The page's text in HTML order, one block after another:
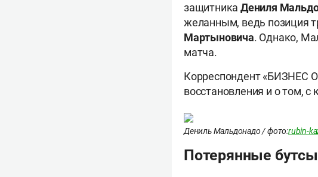
защитника Дениля
желанным, ведь позиция
Мартыновича. Однако,
матча.
Корреспондент «БИЗНЕС
восстановления и о том, с
Дениль Мальдонадо / фото:rubin-
Потерянные